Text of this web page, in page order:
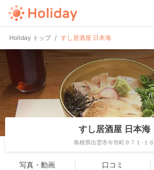
Holiday トップ すし居酒屋 日本海
すし居酒屋 日本海
島根県出雲市今市町９７１-１６
写真・動画 口コミ